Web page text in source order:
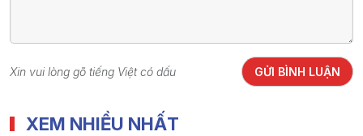
Xin vui lòng gõ tiếng Việt có dấu GỬI BÌNH LUẬN
XEM NHIỀU NHẤT